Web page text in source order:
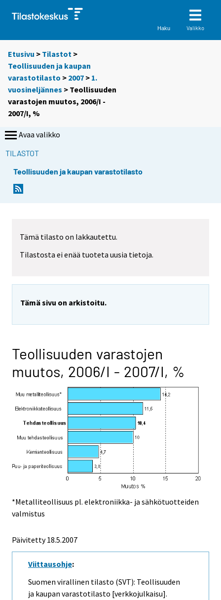
Haku Valikko
Etusivu > Tilastot >
Teollisuuden ja kaupan
varastotilasto > 2007 > 1.
vuosineljännes > Teollisuuden
varastojen muutos, 2006/I -
2007/I, %
Avaa valikko
TILASTOT
Teollisuuden ja kaupan varastotilasto
Tämä tilasto on lakkautettu.
Tilastosta ei enää tuoteta uusia tietoja.
Tämä sivu on arkistoitu.
Teollisuuden varastojen
muutos, 2006/I - 2007/I, %
*Metalliteollisuus pl. elektroniikka- ja sähkötuotteiden
valmistus
Päivitetty18.5.2007
Viittausohje:
Suomen virallinen tilasto (SVT): Teollisuuden
ja kaupan varastotilasto [verkkojulkaisu].